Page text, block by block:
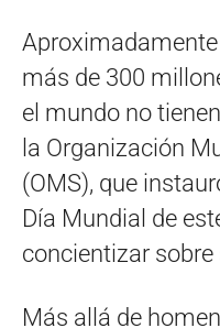
más de 300
el mundo no
la Organización
(OMS), que
Día Mundial de
concientizar
Más allá de